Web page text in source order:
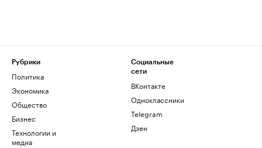
Рубрики
Политика
Экономика
Общество
Бизнес
Технологии и
медиа
Социальные
сети
ВКонтакте
Одноклассники
Telegram
Дзен